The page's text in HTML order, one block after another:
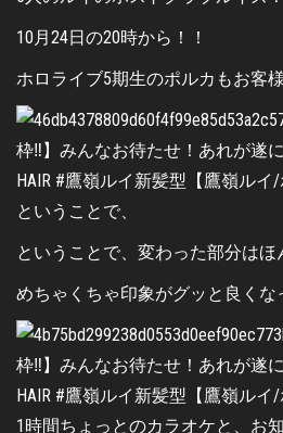
10月24日の20時から！！
ホロライブ5期生のポルカもお客
ということで、
ということで、変わった部分はほ
めちゃくちゃ印象がグッと良くな
1時間ちょっとのカラオケと、お